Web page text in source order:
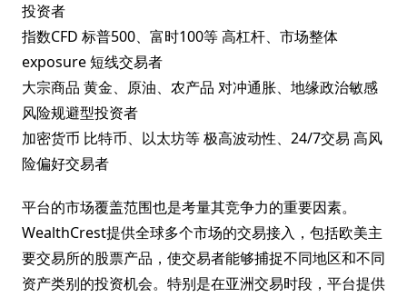
投资者
指数CFD 标普500、富时100等 高杠杆、市场整体
exposure 短线交易者
大宗商品 黄金、原油、农产品 对冲通胀、地缘政治敏感
风险规避型投资者
加密货币 比特币、以太坊等 极高波动性、24/7交易 高风
险偏好交易者
平台的市场覆盖范围也是考量其竞争力的重要因素。
WealthCrest提供全球多个市场的交易接入，包括欧美主
要交易所的股票产品，使交易者能够捕捉不同地区和不同
资产类别的投资机会。特别是在亚洲交易时段，平台提供